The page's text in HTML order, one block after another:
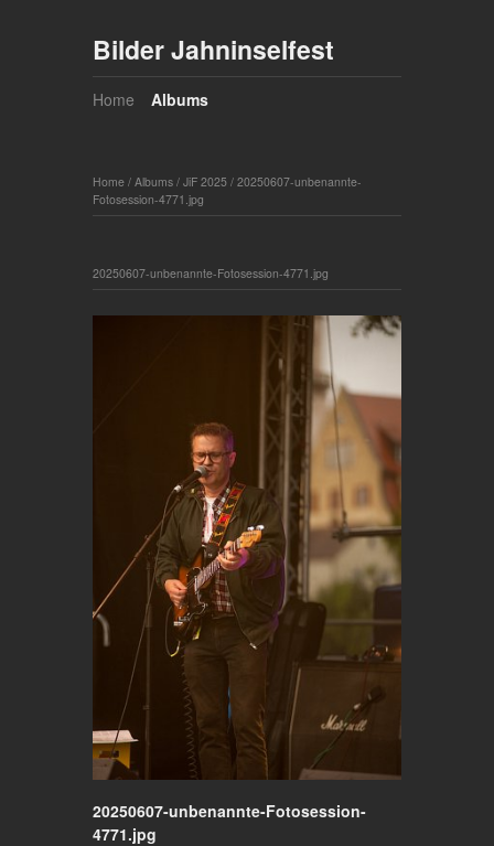
Bilder Jahninselfest
Home Albums
Home / Albums / JiF 2025 / 20250607-unbenannte-
Fotosession-4771.jpg
20250607-unbenannte-Fotosession-4771.jpg
20250607-unbenannte-Fotosession-
4771.jpg